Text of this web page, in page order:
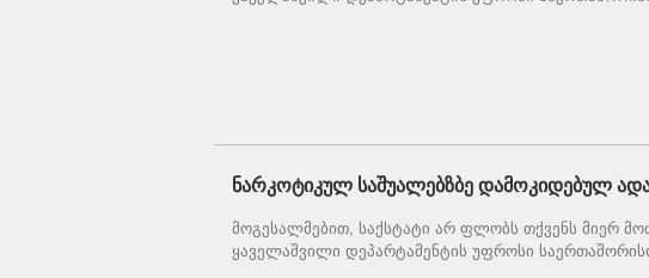
ნარკოტიკულ საშუალებზბე დამოკიდებულ
მოგესალმებით, საქსტატი არ ფლობს თქვენს მიერ
ყაველაშვილი დეპარტამენტის უფროსი